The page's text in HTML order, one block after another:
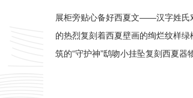
展柜旁贴心备好西夏文——汉字姓氏
的热烈复刻着西夏壁画的绚烂纹样
筑的“守护神”鸱吻小挂坠复刻西夏